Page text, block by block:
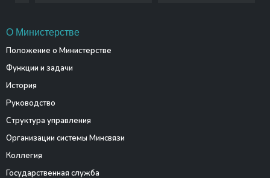
О Министерстве
Положение о Министерстве
Функции и задачи
История
Руководство
Структура управления
Организации системы Минсвязи
Коллегия
Государственная служба